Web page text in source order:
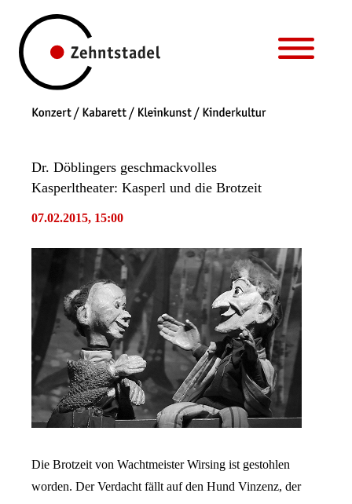
Dr. Döblingers geschmackvolles
Kasperltheater: Kasperl und die Brotzeit
07.02.2015, 15:00
Die Brotzeit von Wachtmeister Wirsing ist gestohlen
worden. Der Verdacht fällt auf den Hund Vinzenz, der